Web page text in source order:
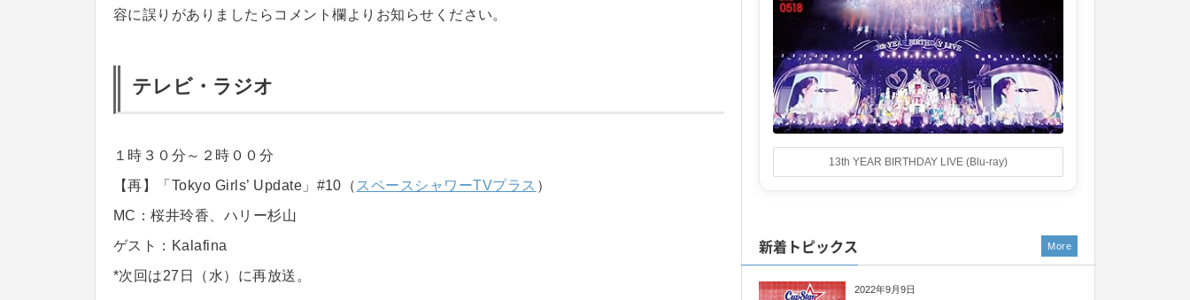
容に誤りがありましたらコメント欄よりお知らせください。
テレビ・ラジオ
１時３０分～２時００分
【再】「Tokyo Girls’ Update」#10（ スペースシャワーTVプラス ）
MC：桜井玲香、ハリー杉山
ゲスト：Kalafina
*次回は27日（水）に再放送。
13th YEAR BIRTHDAY LIVE (Blu-ray)
新着トピックス
2022年9月9日
More